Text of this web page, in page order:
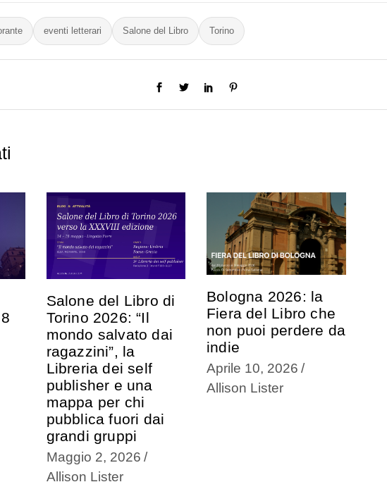
eventi letterari Salone del Libro Torino
Salone del Libro di
Torino 2026: “Il
mondo salvato dai
ragazzini”, la
Libreria dei self
publisher e una
mappa per chi
pubblica fuori dai
grandi gruppi
Maggio 2, 2026
Allison Lister
Bologna 2026: la
Fiera del Libro che
non puoi perdere da
indie
Aprile 10, 2026
Allison Lister